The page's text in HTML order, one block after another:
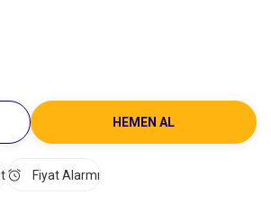
HEMEN AL
Fiyat Alarmı